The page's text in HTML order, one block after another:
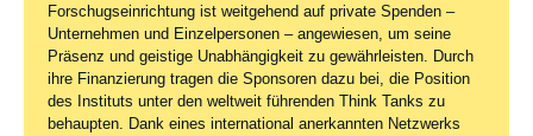
Forschugseinrichtung ist weitgehend auf private Spenden –
Unternehmen und Einzelpersonen – angewiesen, um seine
Präsenz und geistige Unabhängigkeit zu gewährleisten. Durch
ihre Finanzierung tragen die Sponsoren dazu bei, die Position
des Instituts unter den weltweit führenden Think Tanks zu
behaupten. Dank eines international anerkannten Netzwerks